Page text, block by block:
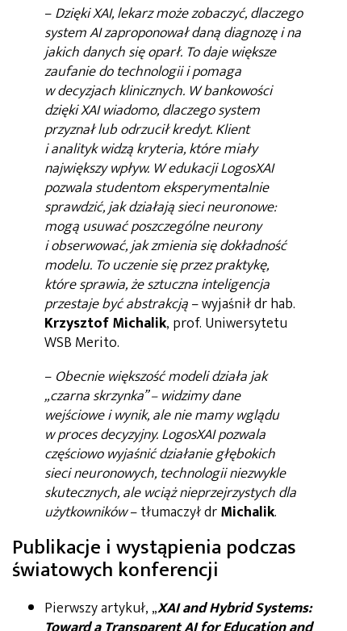
–Dzięki XAI, lekarz może zobaczyć, dlaczego
system AI zaproponował daną diagnozę i na
jakich danych się oparł. To daje większe
zaufanie do technologii i pomaga
w decyzjach klinicznych. W bankowości
dzięki XAI wiadomo, dlaczego system
przyznał lub odrzucił kredyt. Klient
i analityk widzą kryteria, które miały
największy wpływ. W edukacji LogosXAI
pozwala studentom eksperymentalnie
sprawdzić, jak działają sieci neuronowe:
mogą usuwać poszczególne neurony
i obserwować, jak zmienia się dokładność
modelu. To uczenie się przez praktykę,
które sprawia, że sztuczna inteligencja
przestaje być abstrakcją– wyjaśnił dr hab.
Krzysztof Michalik, prof. Uniwersytetu
WSB Merito.
– Obecnie większość modeli działa jak
„czarna skrzynka” – widzimy dane
wejściowe i wynik, ale nie mamy wglądu
w proces decyzyjny. LogosXAI pozwala
częściowo wyjaśnić działanie głębokich
sieci neuronowych, technologii niezwykle
skutecznych, ale wciąż nieprzejrzystych dla
użytkowników– tłumaczył drMichalik.
Publikacje i wystąpienia podczas
światowych konferencji
Pierwszy artykuł, „XAI and Hybrid Systems: